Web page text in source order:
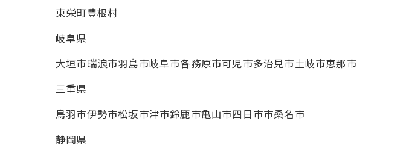
東栄町豊根村
岐阜県
大垣市瑞浪市羽島市岐阜市各務原市可児市多治見市土岐市恵那市
三重県
鳥羽市伊勢市松坂市津市鈴鹿市亀山市四日市市桑名市
静岡県